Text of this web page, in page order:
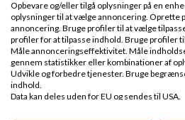
18. NOV 2010| 4.302
1 KOMMENTARER
Sandhedens time nærmer sig,
jeg, om du turde gætte på dit
Opbevare og/eller tilgå oplysninger på en
oplysninger til at vælge annoncering. Oprette
annoncering. Bruge profiler til at vælge
profiler for at tilpasse indhold. Bruge profiler
Måle annonceringseffektivitet. Måle
gennem statistikker eller kombinationer af
Udvikle og forbedre tjenester. Bruge
indhold.
Data kan deles uden for EU og sendes til USA.